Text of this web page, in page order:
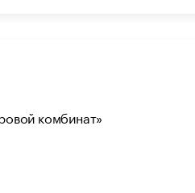
комбинат»